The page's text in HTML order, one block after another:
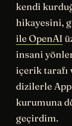
kendi
hikayesini,
ile OpenAI
insani
içerik tarafı
dizilerle
kurumuna
geçirdim.